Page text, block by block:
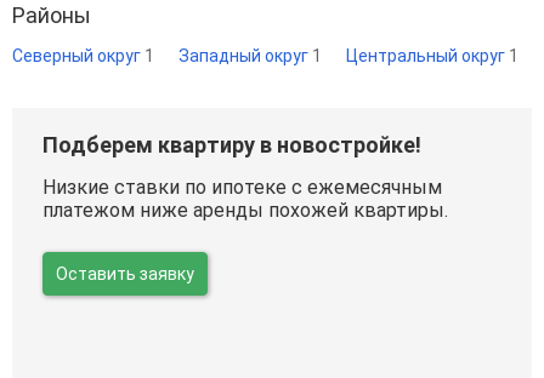
Районы
Северный округ 1 Западный округ 1 Центральный округ 1
Подберем квартиру в новостройке!
Низкие ставки по ипотеке с ежемесячным
платежом ниже аренды похожей квартиры.
Оставить заявку